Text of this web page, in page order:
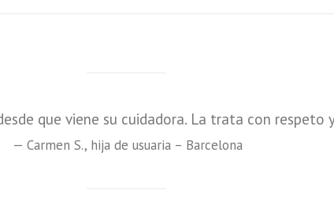
que viene su cuidadora. La trata con respeto
— Carmen S., hija de usuaria – Barcelona